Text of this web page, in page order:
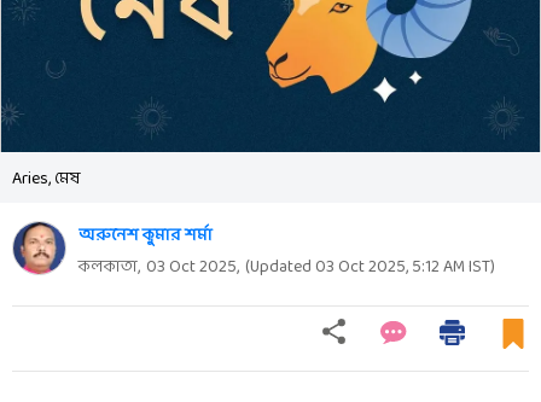
Aries, মেষ
অরুনেশ কুমার শর্মা
কলকাতা, 03 Oct 2025, (Updated 03 Oct 2025, 5:12 AMIST)